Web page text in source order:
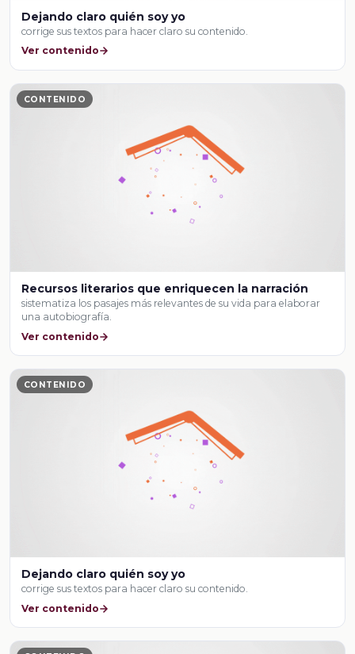
Dejando claro quién soy yo
corrige sus textos para hacer claro su contenido.
Ver contenido
CONTENIDO
Recursos literarios que enriquecen la narración
sistematiza los pasajes más relevantes de su vida para elaborar
una autobiografía.
Ver contenido
CONTENIDO
Dejando claro quién soy yo
corrige sus textos para hacer claro su contenido.
Ver contenido